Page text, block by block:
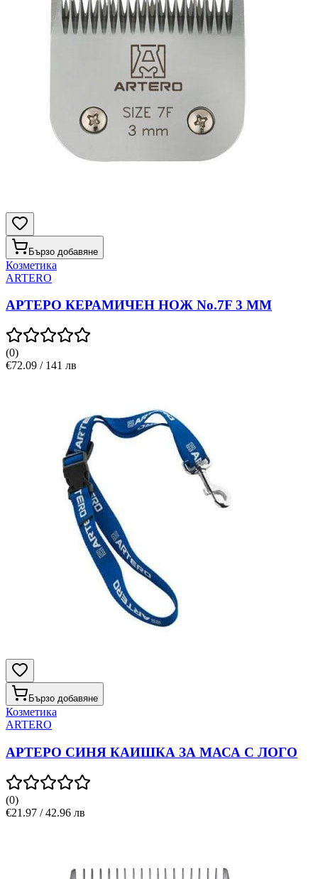
Бързо добавяне
Козметика
ARTERO
АРТЕРО КЕРАМИЧЕН НОЖ No.7F 3 MM
(0)
€72.09 / 141 лв
Бързо добавяне
Козметика
ARTERO
АРТЕРО СИНЯ КАИШКА ЗА МАСА С ЛОГО
(0)
€21.97 / 42.96 лв